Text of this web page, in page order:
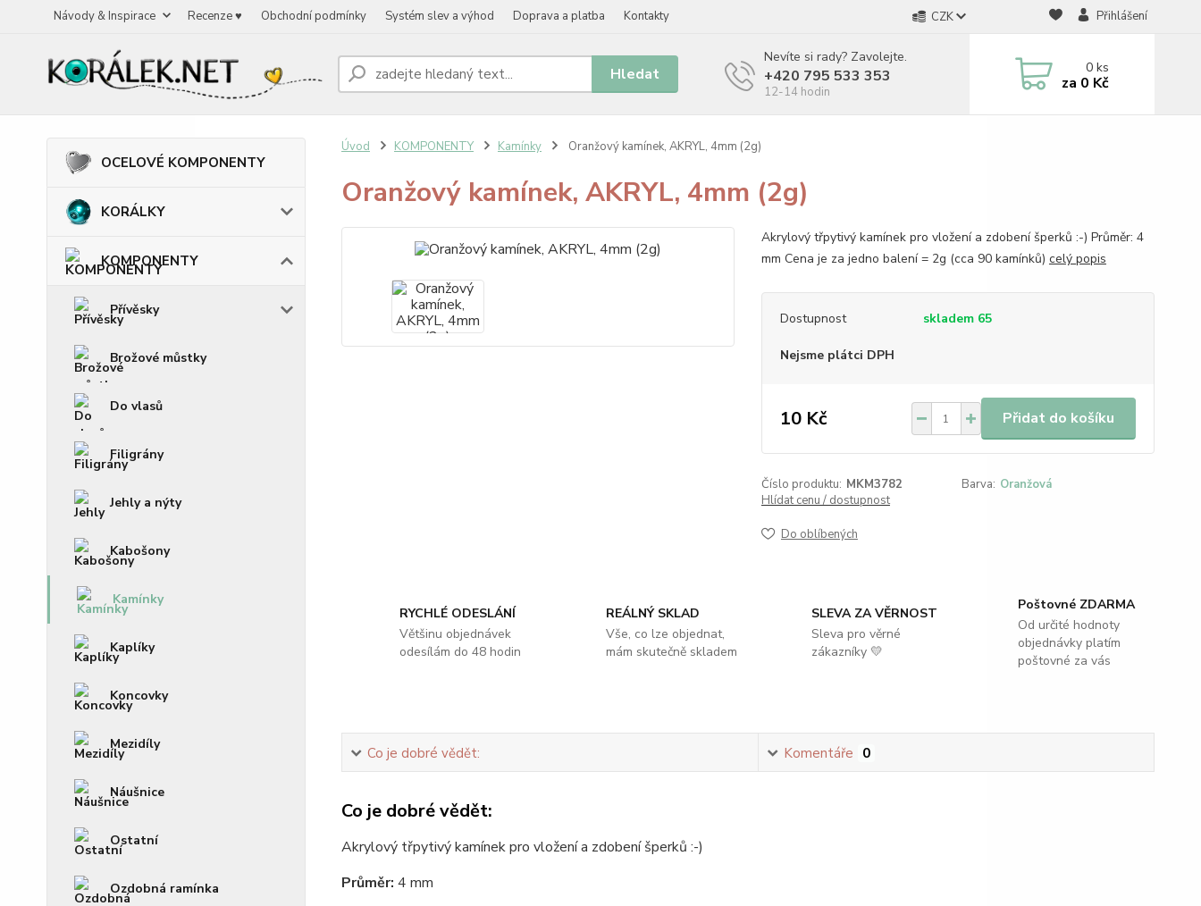
Návody & Inspirace Recenze ♥ Obchodní podmínky Systém slev a výhod Doprava a platba Kontakty CZK Přihlášení
Hledat
Nevíte si rady? Zavolejte.
+420 795 533 353
12-14 hodin
0ks
za 0 Kč
OCELOVÉ KOMPONENTY
KORÁLKY
KOMPONENTY
Přívěsky
Brožové můstky
Do vlasů
Filigrány
Jehly a nýty
Kabošony
Kamínky
Kaplíky
Koncovky
Mezidíly
Náušnice
Ostatní
Ozdobná ramínka
Úvod KOMPONENTY Kamínky Oranžový kamínek, AKRYL, 4mm (2g)
Oranžový kamínek, AKRYL, 4mm (2g)
Akrylový třpytivý kamínek pro vložení a zdobení šperků :-) Průměr: 4
mm Cena je za jedno balení = 2g (cca 90 kamínků) celý popis
Dostupnost skladem 65
Nejsme plátci DPH
10 Kč Přidat do košíku
Číslo produktu: MKM3782 Barva: Oranžová
Hlídat cenu / dostupnost
Do oblíbených
RYCHLÉ ODESLÁNÍ
Většinu objednávek
odesílám do 48 hodin
REÁLNÝ SKLAD
Vše, co lze objednat,
mám skutečně skladem
SLEVA ZA VĚRNOST
Sleva pro věrné
zákazníky 💛
Poštovné ZDARMA
Od určité hodnoty
objednávky platím
poštovné za vás
Co je dobré vědět: Komentáře 0
Co je dobré vědět:
Akrylový třpytivý kamínek pro vložení a zdobení šperků :-)
Průměr: 4 mm